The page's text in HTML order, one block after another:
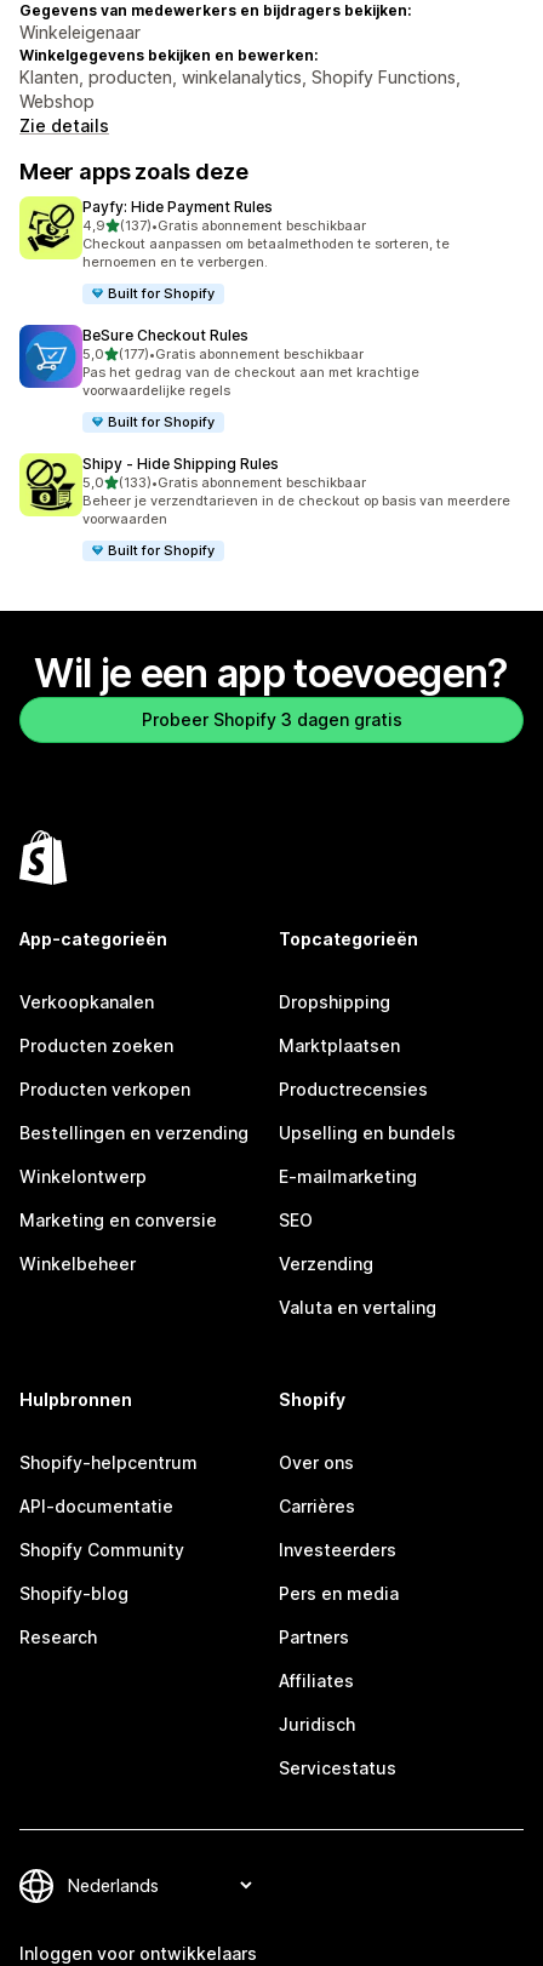
Gegevens van medewerkers en bijdragers bekijken:
Winkeleigenaar
Winkelgegevens bekijken en bewerken:
Klanten, producten, winkelanalytics, Shopify Functions,
Webshop
Zie details
Meer apps zoals deze
Payfy: Hide Payment Rules
4,9van 5 sterren
(137)
137 recensies in totaal
•Gratis abonnement beschikbaar
Checkout aanpassen om betaalmethoden te sorteren, te
hernoemen en te verbergen.
Built for Shopify
BeSure Checkout Rules
5,0van 5 sterren
(177)
177 recensies in totaal
•Gratis abonnement beschikbaar
Pas het gedrag van de checkout aan met krachtige
voorwaardelijke regels
Built for Shopify
Shipy ‑ Hide Shipping Rules
5,0van 5 sterren
(133)
133 recensies in totaal
•Gratis abonnement beschikbaar
Beheer je verzendtarieven in de checkout op basis van meerdere
voorwaarden
Built for Shopify
Wil je een app toevoegen?
Probeer Shopify 3 dagen gratis
App-categorieën
Verkoopkanalen
Producten zoeken
Producten verkopen
Bestellingen en verzending
Winkelontwerp
Marketing en conversie
Winkelbeheer
Topcategorieën
Dropshipping
Marktplaatsen
Productrecensies
Upselling en bundels
E-mailmarketing
SEO
Verzending
Valuta en vertaling
Hulpbronnen
Shopify-helpcentrum
API-documentatie
Shopify Community
Shopify-blog
Research
Shopify
Over ons
Carrières
Investeerders
Pers en media
Partners
Affiliates
Juridisch
Servicestatus
Inloggen voor ontwikkelaars